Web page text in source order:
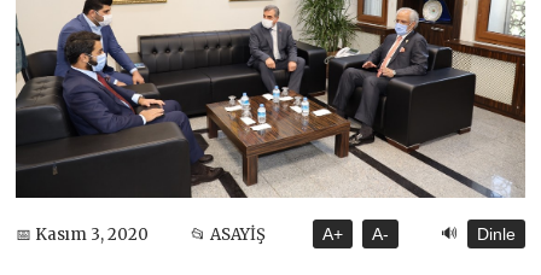
📅 Kasım 3, 2020 📂 ASAYİŞ A+ A- 🔊 Dinle